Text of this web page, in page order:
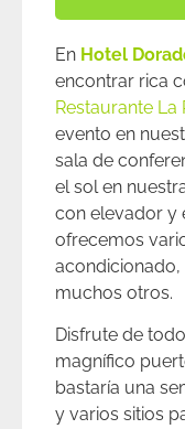
En Hotel
encontrar rica
Restaurante La
evento en
sala de
el sol en
con elevador y
ofrecemos
muchos otros.
Disfrute de
magnífico
bastaría una
y varios sitios